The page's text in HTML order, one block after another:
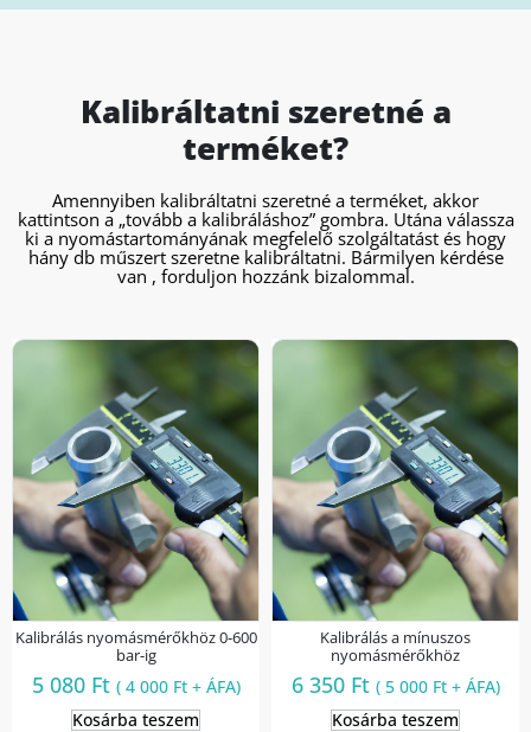
Kalibráltatni szeretné a
terméket?
Amennyiben kalibráltatni szeretné a terméket, akkor
kattintson a „tovább a kalibráláshoz” gombra. Utána válassza
ki a nyomástartományának megfelelő szolgáltatást és hogy
hány db műszert szeretne kalibráltatni. Bármilyen kérdése
van , forduljon hozzánk bizalommal.
Kalibrálás nyomásmérőkhöz 0-600
bar-ig
5 080 Ft ( 4 000 Ft+ ÁFA)
Kosárba teszem
Kalibrálás a mínuszos
nyomásmérőkhöz
6 350 Ft ( 5 000 Ft+ ÁFA)
Kosárba teszem